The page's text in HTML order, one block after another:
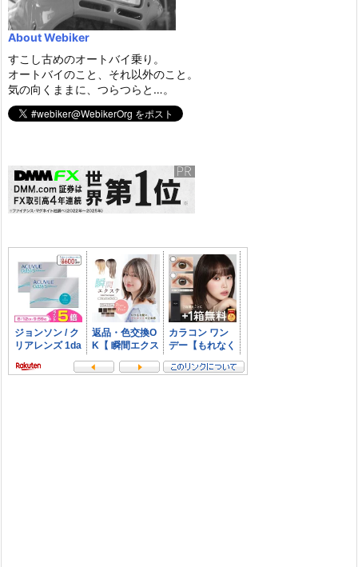
About Webiker
すこし古めのオートバイ乗り。
オートバイのこと、それ以外のこと。
気の向くままに、つらつらと…。